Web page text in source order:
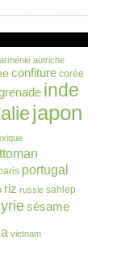
arménie autriche
confiture corée
inde
japon
portugal
riz russie sahlep
sésame
vietnam